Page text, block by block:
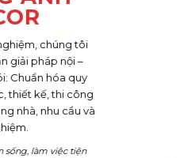
chúng tôi
giải pháp nội –
Chuẩn hóa quy
thiết kế, thi công
nhà, nhu cầu và
sống, làm việc tiện